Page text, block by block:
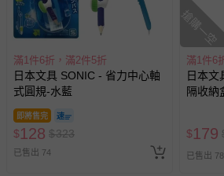
非以有形媒介提供之數位內容或
上服務，經消費者事先同意始提
戲或活動點數等）。
已拆封之以下類型商品：
-個人衛生用品（例如尿布、貼身
墊、寢具類等）。
-新生兒親膚衣物（嬰幼兒包巾與
褲、紗布衣等）。
-接觸性孕哺產品（奶嘴、奶瓶
滿1件6折，滿2件5折
日本文具 SONIC - 省力中心軸
式圓規-水藍
即將售完
$128 $323
已售出 74
搶購一空
滿1件6
日本文
隔收納
$179
已售出 78